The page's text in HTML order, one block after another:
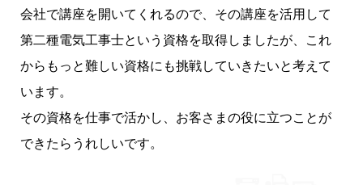
会社で講座を開いてくれるので、その講座を活用して
第二種電気工事士という資格を取得しましたが、これ
からもっと難しい資格にも挑戦していきたいと考えて
います。
その資格を仕事で活かし、お客さまの役に立つことが
できたらうれしいです。